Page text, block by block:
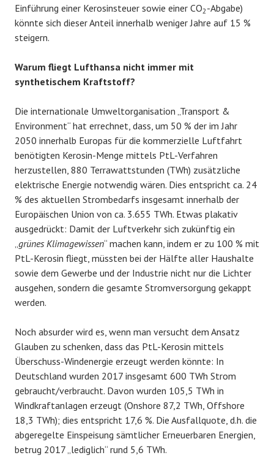
Einführung einer Kerosinsteuer sowie einer CO2 -Abgabe)
könnte sich dieser Anteil innerhalb weniger Jahre auf 15 %
steigern.
Warum fliegt Lufthansa nicht immer mit
synthetischem Kraftstoff?
Die internationale Umweltorganisation „Transport &
Environment“ hat errechnet, dass, um 50 % der im Jahr
2050 innerhalb Europas für die kommerzielle Luftfahrt
benötigten Kerosin-Menge mittels PtL-Verfahren
herzustellen, 880 Terrawattstunden (TWh) zusätzliche
elektrische Energie notwendig wären. Dies entspricht ca. 24
% des aktuellen Strombedarfs insgesamt innerhalb der
Europäischen Union von ca. 3.655 TWh. Etwas plakativ
ausgedrückt: Damit der Luftverkehr sich zukünftig ein
grünes Klimagewissen“ machen kann, indem er zu 100 % mit
PtL-Kerosin fliegt, müssten bei der Hälfte aller Haushalte
sowie dem Gewerbe und der Industrie nicht nur die Lichter
ausgehen, sondern die gesamte Stromversorgung gekappt
werden.
Noch absurder wird es, wenn man versucht dem Ansatz
Glauben zu schenken, dass das PtL-Kerosin mittels
Überschuss-Windenergie erzeugt werden könnte: In
Deutschland wurden 2017 insgesamt 600 TWh Strom
gebraucht/verbraucht. Davon wurden 105,5 TWh in
Windkraftanlagen erzeugt (Onshore 87,2 TWh, Offshore
18,3 TWh); dies entspricht 17,6 %. Die Ausfallquote, d.h. die
abgeregelte Einspeisung sämtlicher Erneuerbaren Energien,
betrug 2017 „lediglich“ rund 5,6 TWh.